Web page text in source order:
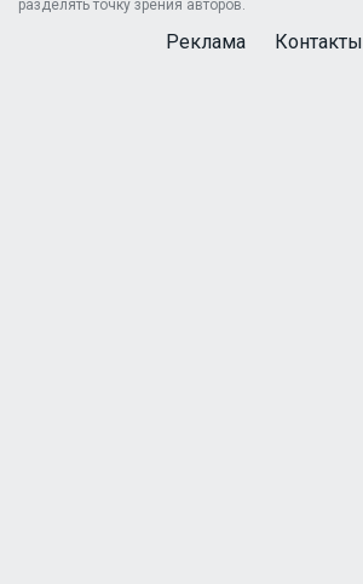
разделять точку зрения авторов.
Реклама Контакты